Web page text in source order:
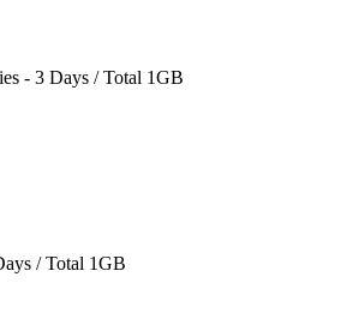
- 3 Days / Total 1GB
/ Total 1GB